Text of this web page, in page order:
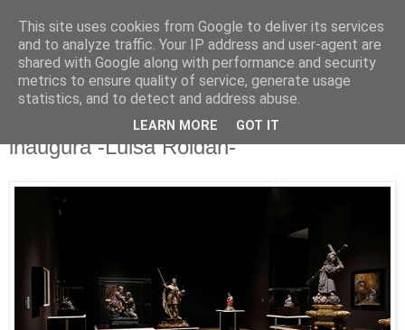
Está de pinga
28/11/24
El Museo Nacional de Escultura
inaugura -Luisa Roldán-
This site uses cookies from Google to deliver its services
and to analyze traffic. Your IP address and user-agent are
shared with Google along with performance and security
metrics to ensure quality of service, generate usage
statistics, and to detect and address abuse.
LEARN MORE GOT IT